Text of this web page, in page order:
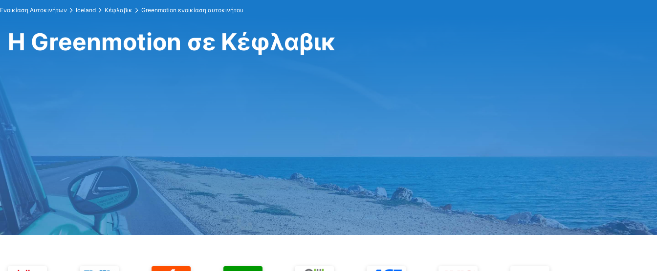
Ενοικίαση Αυτοκινήτων Iceland Κέφλαβικ Greenmotion ενοικίαση αυτοκινήτου
Η Greenmotion σε Κέφλαβικ